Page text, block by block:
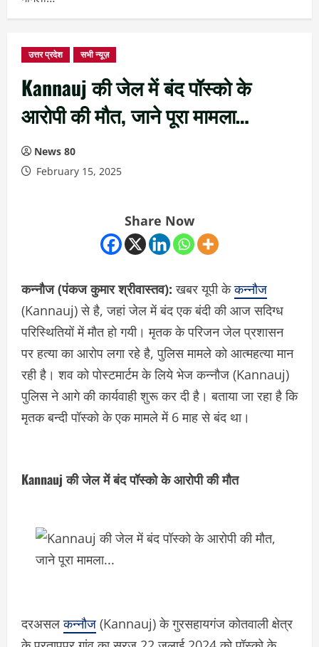
उत्तर प्रदेश सभी न्यूज़
Kannauj की जेल में बंद पॉस्को के
आरोपी की मौत, जाने पूरा मामला…
News 80
February 15, 2025
Share Now
कन्नौज (पंकज कुमार श्रीवास्तव): खबर यूपी केकन्नौज
(Kannauj) से है, जहां जेल में बंद एक बंदी की आज सदिग्ध
परिस्थितियों में मौत हो गयी। मृतक के परिजन जेल प्रशासन
पर हत्या का आरोप लगा रहे है, पुलिस मामले को आत्महत्या मान
रही है। शव को पोस्टमार्टम के लिये भेज कन्नौज (Kannauj)
पुलिस ने आगे की कार्यवाही शुरू कर दी है। बताया जा रहा है कि
मृतक बन्दी पॉस्को के एक मामले में 6 माह से बंद था।
Kannauj की जेल में बंद पॉस्को के आरोपी की मौत
दरअसलकन्नौज (Kannauj) के गुरसहायगंज कोतवाली क्षेत्र